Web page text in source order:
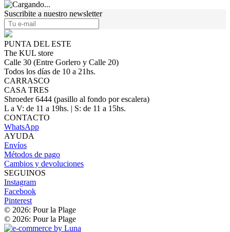
Suscribite a nuestro newsletter
PUNTA DEL ESTE
The KUL store
Calle 30 (Entre Gorlero y Calle 20)
Todos los días de 10 a 21hs.
CARRASCO
CASA TRES
Shroeder 6444 (pasillo al fondo por escalera)
L a V: de 11 a 19hs. | S: de 11 a 15hs.
CONTACTO
WhatsApp
AYUDA
Envíos
Métodos de pago
Cambios y devoluciones
SEGUINOS
Instagram
Facebook
Pinterest
© 2026: Pour la Plage
© 2026: Pour la Plage